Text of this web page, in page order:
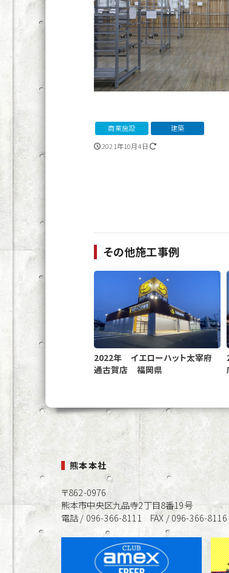
商業施設
建築
2021年10月4日
その他施工事例
2022年 イエローハット太宰府
通古賀店 福岡県
熊本本社
〒862-0976
熊本市中央区九品寺2丁目8番19号
電話 / 096-366-8111 FAX / 096-366-8116